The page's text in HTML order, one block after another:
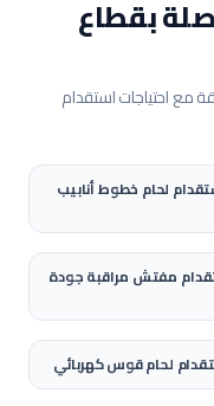
بقطاع
مع احتياجات استقدام
لحام خطوط أنابيب
مفتش مراقبة جودة
لحام قوس كهربائي